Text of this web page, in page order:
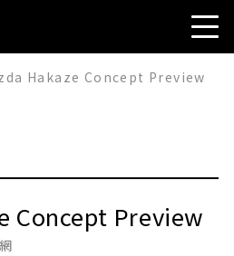
Hakaze Concept Preview
Concept Preview